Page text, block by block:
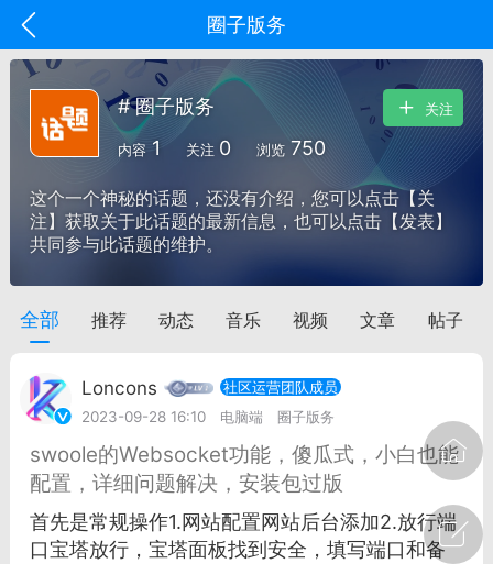
圈子版务
29 10:10 电脑端 智狐AI工作台
中英翻译
事想用上客户端...
#智狐AI工作台
# 圈子版务
内容 1 关注 0 浏览 750
关注
这个一个神秘的话题，还没有介绍，您可以点击【关
注】获取关于此话题的最新信息，也可以点击【发表】
共同参与此话题的维护。
全部 推荐 动态 音乐 视频 文章 帖子
Loncons
社区运营团队成员
2023-09-28 16:10
电脑端 圈子版务
swoole的Websocket功能，傻瓜式，小白也能
配置，详细问题解决，安装包过版
首先是常规操作1.网站配置网站后台添加2.放行端
口宝塔放行，宝塔面板找到安全，填写端口和备